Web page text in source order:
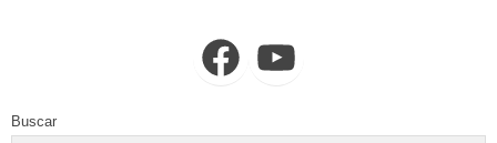
FacebookYouTube
Buscar